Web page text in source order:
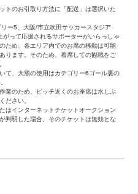
トのお引取り方法に「配送」は選択いた
ー5、大阪/市立吹田サッカースタジア
って応援されるサポーターがいらっしゃ
ため、各エリア内でのお席の移動は可能
ります。そのため、着席しての観戦をご
て、大籏の使用はカテゴリー6ゴール裏の
業のため、ピッチ近くのお座席は水しぶ
ださい。
はインターネットチケットオークション
判明した場合、そのチケットは無効とな